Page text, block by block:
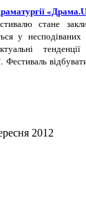
стане
у
Фестиваль
2012